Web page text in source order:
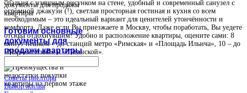
Готовим основные
документы для
продажи квартиры
спальня с изящным рисунком на стене, удобный и современный санузел с
огромной джакузи (!), светлая просторная гостиная и кухня со всем
необходимым – это идеальный вариант для ценителей утончённости и
комфорта. Даже если Вы приезжаете в Москву, чтобы поработать, Вы уедете
отсюда отдохнувшим! Удобно и расположение квартиры, оцените сами: 8
минут пешком – до станций метро «Римская» и «Площадь Ильича», 10 – до
«Марксистской» и «Таганской».
Советы риелтора
Выбор жилья